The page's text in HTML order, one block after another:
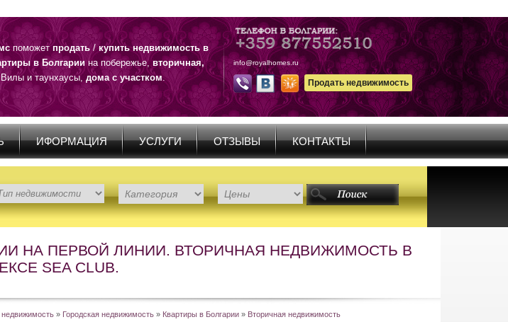
поможетпродать/купить недвижимость в
в Болгариина побережье,вторичная,
и таунхаусы, дома с участком.
info@royalhomes.ru
Продать недвижимость
ИФОРМАЦИЯ УСЛУГИ ОТЗЫВЫ КОНТАКТЫ
НА ПЕРВОЙ ЛИНИИ. ВТОРИЧНАЯ НЕДВИЖИМОСТЬ В
SEA CLUB.
» Городская недвижимость » Квартиры в Болгарии » Вторичная недвижимость